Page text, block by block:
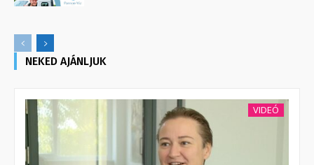
NEKED AJÁNLJUK
VIDEÓ